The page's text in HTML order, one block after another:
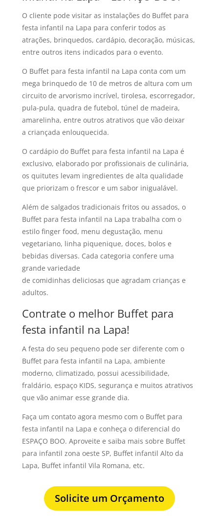
O cliente pode visitar as instalações do Buffet para
festa infantil na Lapa para conferir todos as
atrações, brinquedos, cardápio, decoração, músicas,
entre outros itens indicados para o evento.
O Buffet para festa infantil na Lapa conta com um
mega brinquedo de 10 de metros de altura com um
circuito de arvorismo incrível, tirolesa, escorregador,
pula-pula, quadra de futebol, túnel de madeira,
amarelinha, entre outros atrativos que vão deixar
a criançada enlouquecida.
O cardápio do Buffet para festa infantil na Lapa é
exclusivo, elaborado por profissionais de culinária,
os quitutes levam ingredientes de alta qualidade
que priorizam o frescor e um sabor inigualável.
Além de salgados tradicionais fritos ou assados, o
Buffet para festa infantil na Lapa trabalha com o
estilo finger food, menu degustação, menu
vegetariano, linha piquenique, doces, bolos e
bebidas diversas. Cada categoria confere uma
grande variedade
de comidinhas deliciosas que agradam crianças e
adultos.
Contrate o melhor Buffet para
festa infantil na Lapa!
A festa do seu pequeno pode ser diferente com o
Buffet para festa infantil na Lapa, ambiente
moderno, climatizado, possui acessibilidade,
fraldário, espaço KIDS, segurança e muitos atrativos
que vão animar esse grande dia.
Faça um contato agora mesmo com o Buffet para
festa infantil na Lapa e conheça o diferencial do
ESPAÇO BOO. Aproveite e saiba mais sobre Buffet
para infantil zona oeste SP, Buffet infantil Alto da
Lapa, Buffet infantil Vila Romana, etc.
Solicite um Orçamento